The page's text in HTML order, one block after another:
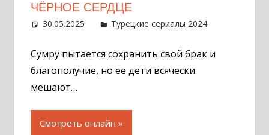
ЧЁРНОЕ СЕРДЦЕ
30.05.2025 Администратор
Турецкие сериалы 2024
Сумру пытается сохранить свой брак и
благополучие, но ее дети всячески
мешают…
Смотреть онлайн